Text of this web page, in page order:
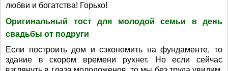
любви и богатства! Горько!
Оригинальный тост для молодой семьи в день
свадьбы от подруги
Если построить дом и сэкономить на фундаменте, то
здание в скором времени рухнет. Но если сейчас